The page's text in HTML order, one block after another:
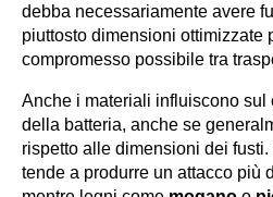
debba necessariamente avere
piuttosto dimensioni ottimizzate
compromesso possibile tra
Anche i materiali influiscono sul
della batteria, anche se
rispetto alle dimensioni dei fusti.
tende a produrre un attacco più